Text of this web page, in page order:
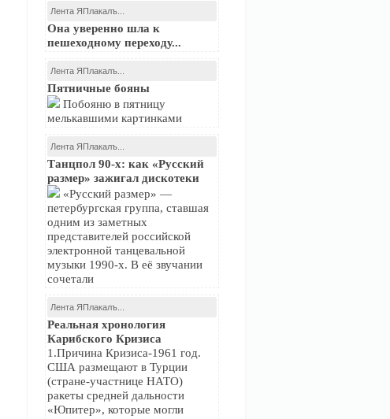
Лента ЯПлакалъ...
Она уверенно шла к
пешеходному переходу...
Лента ЯПлакалъ...
Пятничные бояны
Побояню в пятницу
мелькавшими картинками
Лента ЯПлакалъ...
Танцпол 90-х: как «Русский
размер» зажигал дискотеки
«Русский размер» —
петербургская группа, ставшая
одним из заметных
представителей российской
электронной танцевальной
музыки 1990-х. В её звучании
сочетали
Лента ЯПлакалъ...
Реальная хронология
Карибского Кризиса
1.Причина Кризиса-1961 год.
США размещают в Турции
(стране-участнице НАТО)
ракеты средней дальности
«Юпитер», которые могли